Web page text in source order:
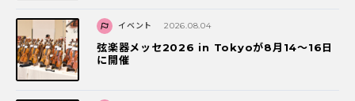
イベント 2026.08.04
弦楽器メッセ2026 in Tokyoが8月14～16日
に開催